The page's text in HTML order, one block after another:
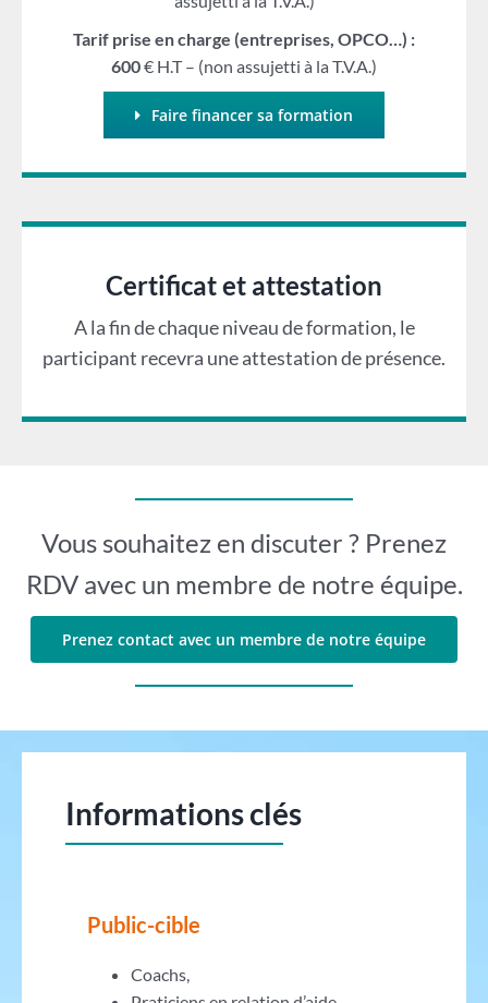
Tarif prise en charge (entreprises, OPCO…) :
600€ H.T – (non assujetti à la T.V.A.)
Faire financer sa formation
Certificat et attestation
A la fin de chaque niveau de formation, le
participant recevra une attestation de présence.
Vous souhaitez en discuter ? Prenez
RDV avec un membre de notre équipe.
Prenez contact avec un membre de notre équipe
Informations clés
Public-cible
Coachs,